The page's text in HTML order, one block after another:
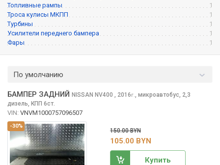
Топливные рампы
1
Троса кулисы МКПП
1
Турбины
1
Усилители переднего бампера
1
Фары
1
По умолчанию
-30%
БАМПЕР ЗАДНИЙ NISSAN NV400 , 2016г., микроавтобус, 2,3
дизель, КПП 6ст.
VIN: VNVM1000757096507
150.00 BYN
105.00 BYN
Купить